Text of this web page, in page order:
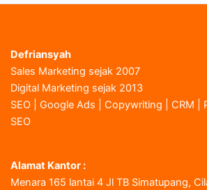
Defriansyah
Sales Marketing sejak 2007
Digital Marketing sejak 2013
SEO | Google Ads | Copywriting | CRM |
SEO
Alamat Kantor :
Menara 165 lantai 4 Jl TB Simatupang,